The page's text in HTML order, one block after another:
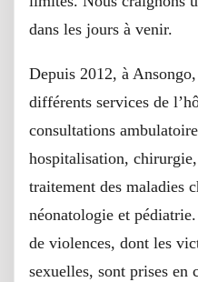
dans les jours à venir.
Depuis 2012, à
différents services de
consultations
hospitalisation,
traitement des maladies
néonatologie et
de violences, dont les
sexuelles, sont prises en